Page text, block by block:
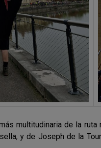
multitudinaria de la ruta
y de Joseph de la